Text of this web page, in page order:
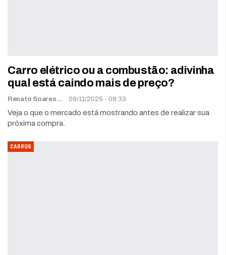
Carro elétrico ou a combustão: adivinha
qual está caindo mais de preço?
Renato Soares 09/11/2025 - 08:33
Veja o que o mercado está mostrando antes de realizar sua
próxima compra.
CARROS